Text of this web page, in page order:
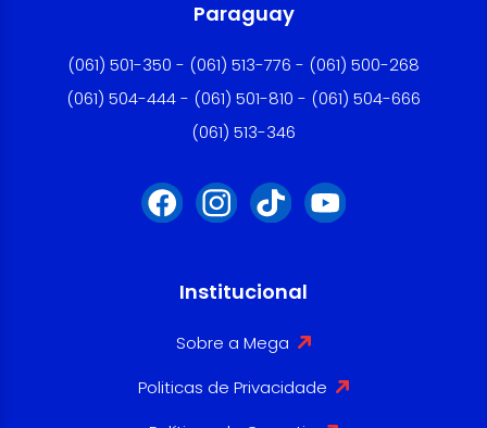
Paraguay
(061) 501-350 - (061) 513-776 - (061) 500-268
(061) 504-444 - (061) 501-810 - (061) 504-666
(061) 513-346
Institucional
Sobre a Mega
Politicas de Privacidade